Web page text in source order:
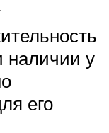
наличии у
его